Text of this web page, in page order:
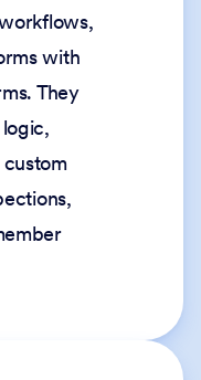
with
They